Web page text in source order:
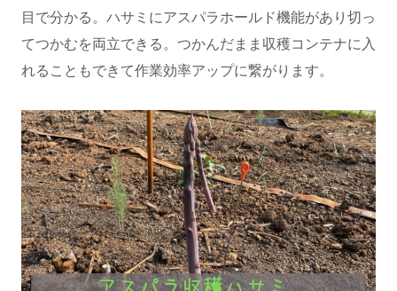
目で分かる。ハサミにアスパラホールド機能があり切っ
てつかむを両立できる。つかんだまま収穫コンテナに入
れることもできて作業効率アップに繋がります。